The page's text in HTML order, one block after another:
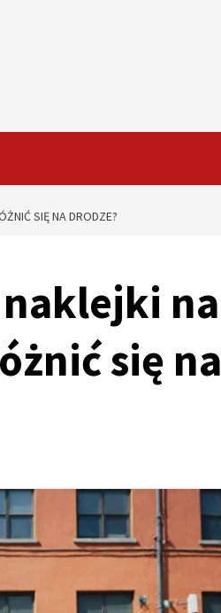
SIĘ NA DRODZE?
na
się na